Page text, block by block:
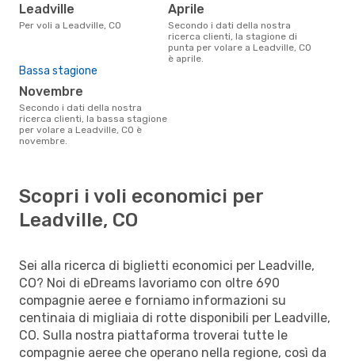
Leadville
Per voli a Leadville, CO
aprile
Secondo i dati della nostra
ricerca clienti, la stagione di
punta per volare a Leadville, CO
è aprile.
Bassa stagione
novembre
Secondo i dati della nostra
ricerca clienti, la bassa stagione
per volare a Leadville, CO è
novembre.
Scopri i voli economici per
Leadville, CO
Sei alla ricerca di biglietti economici per Leadville,
CO? Noi di eDreams lavoriamo con oltre 690
compagnie aeree e forniamo informazioni su
centinaia di migliaia di rotte disponibili per Leadville,
CO. Sulla nostra piattaforma troverai tutte le
compagnie aeree che operano nella regione, così da